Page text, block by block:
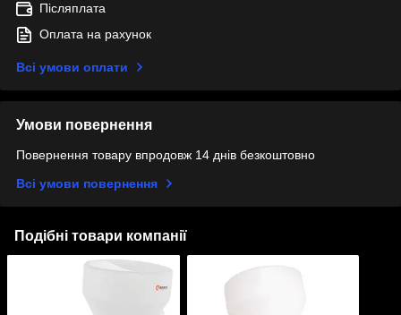
Післяплата
Оплата на рахунок
Всі умови оплати
Умови повернення
Повернення товару впродовж 14 днів безкоштовно
Всі умови повернення
Подібні товари компанії